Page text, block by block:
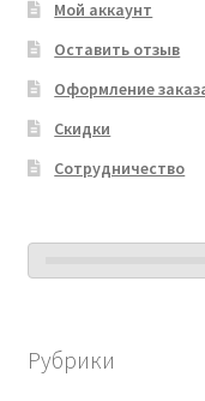
Мой аккаунт
Оставить отзыв
Оформление
Скидки
Сотрудничество
Рубрики